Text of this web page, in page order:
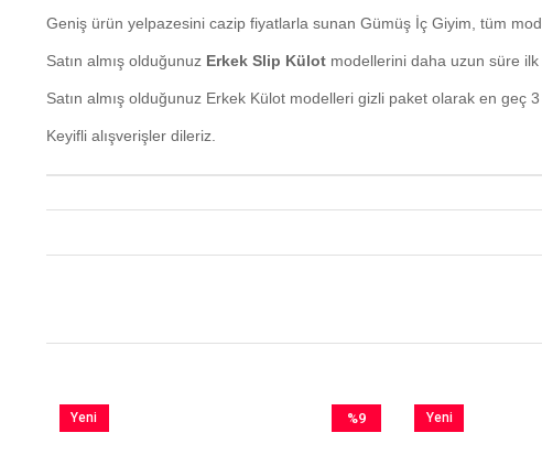
Geniş ürün yelpazesini cazip fiyatlarla sunan Gümüş İç Giyim, tüm
Satın almış olduğunuz Erkek Slip Külot modellerini daha uzun süre
Satın almış olduğunuz Erkek Külot modelleri gizli paket olarak en geç
Keyifli alışverişler dileriz.
%9
Yeni
Yeni